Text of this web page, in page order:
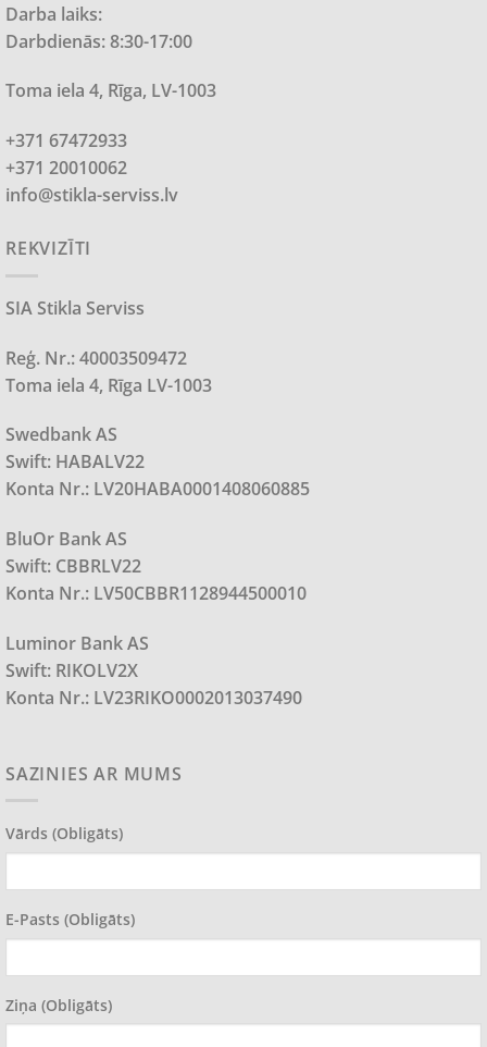
Darba laiks:
Darbdienās: 8:30-17:00
Toma iela 4, Rīga, LV-1003
+371 67472933
+371 20010062
info@stikla-serviss.lv
REKVIZĪTI
SIA Stikla Serviss
Reģ. Nr.: 40003509472
Toma iela 4, Rīga LV-1003
Swedbank AS
Swift: HABALV22
Konta Nr.: LV20HABA0001408060885
BluOr Bank AS
Swift: CBBRLV22
Konta Nr.: LV50CBBR1128944500010
Luminor Bank AS
Swift: RIKOLV2X
Konta Nr.: LV23RIKO0002013037490
SAZINIES AR MUMS
Vārds (obligāts)
E-Pasts (obligāts)
Ziņa (obligāts)